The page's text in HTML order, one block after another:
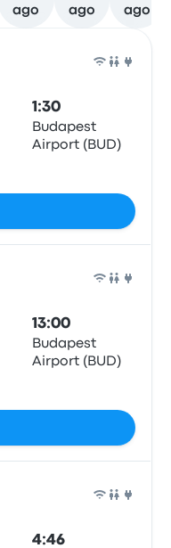
ago
ago
ago
1:30
Budapest
Airport (BUD)
13:00
Budapest
Airport (BUD)
4:46